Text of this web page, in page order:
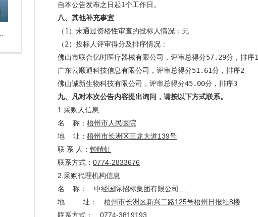
自本公告发布之日起1个工作日。
八、其他补充事宜
（1）未通过资格性审查的投标人情况：无
（2）投标人评审得分及排序情况：
佛山市联合亿时医疗器械有限公司，评审总得分57.29分，排序1
广东云顺通科技信息有限公司，评审总得分51.61分，排序2
佛山诚新生物科技有限公司，评审总得分45.00分，排序3
九、凡对本次公告内容提出询问，请按以下方式联系。
1.采购人信息
名 称： 梧州市人民医院
地 址： 梧州市长洲区三龙大道139号
联 系 人： 钟晴虹
联系方式： 0774-2833676
2.采购代理机构信息
名 称： 中经国际招标集团有限公司
地 址： 梧州市长洲区新兴二路125号梧州日报社8楼
联系方式： 0774-3819193